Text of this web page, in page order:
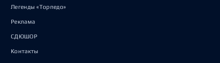
Легенды «Торпедо»
Реклама
СДЮШОР
Контакты